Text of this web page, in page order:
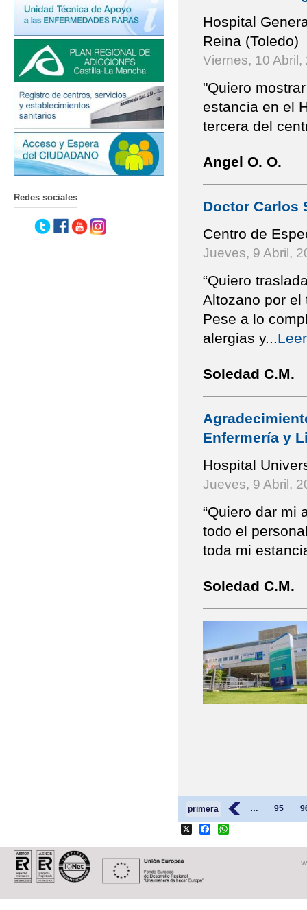
Redes sociales
Hospital
Reina (Toledo)
Viernes, 10 Abril,
"Quiero
estancia en el
tercera del
Angel O. O.
Doctor Carlos
Centro de
Jueves, 9 Abril,
“Quiero
Altozano por
Pese a lo
alergias y...
Soledad C.M.
Enfermería y
Hospital
Jueves, 9 Abril,
“Quiero dar mi
todo el
toda mi
Soledad C.M.
primera ‹ … 95
Facebook